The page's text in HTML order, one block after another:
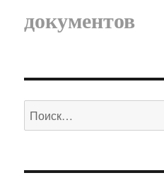
документов
Искать: